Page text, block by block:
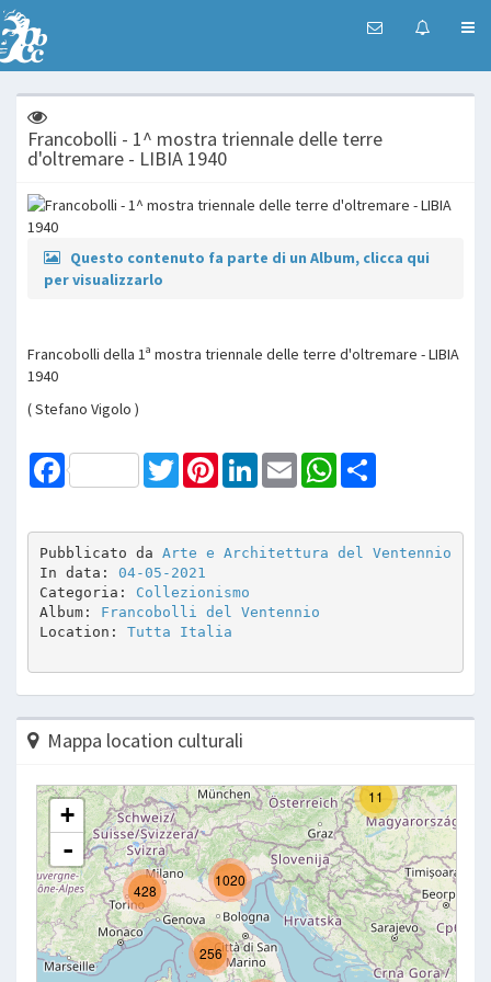
Francobolli - 1^ mostra triennale delle terre
d'oltremare - LIBIA 1940
Questo contenuto fa parte di un Album, clicca qui
per visualizzarlo
Francobolli della 1ª mostra triennale delle terre d'oltremare - LIBIA
1940
( Stefano Vigolo )
Facebook TwitterPinterestLinkedInEmail WhatsApp
Pubblicato da Arte e Architettura del Ventennio
In data: 04-05-2021
Categoria: Collezionismo
Album: Francobolli del Ventennio
Location: Tutta Italia
Mappa location culturali